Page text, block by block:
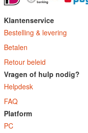
Klantenservice
Bestelling & levering
Betalen
Retour beleid
Vragen of hulp nodig?
Helpdesk
FAQ
Platform
PC